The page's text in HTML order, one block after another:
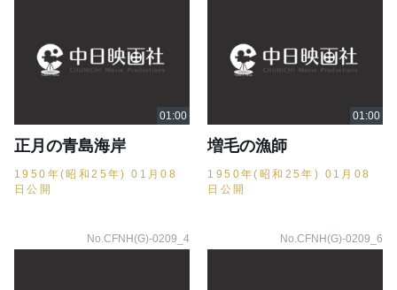
正月の青島海岸
1950年(昭和25年) 01月08
日公開
増毛の漁師
1950年(昭和25年) 01月08
日公開
No.CFNH(G)-0209_4 No.CFNH(G)-0209_6